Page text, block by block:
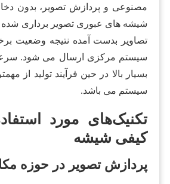
مصنوعی و پردازش تصویر، بدون
شیشه های عبوری تصویر برداری
تصاویر بدست آمده نتیجه وضعیت
سیستم مرکزی ارسال می شود.
بسیار بالا در حین فرآیند تولید از
سیستم می باشد.
تکنیک‌های مورد
کیفی شیشه
پردازش تصویر در حوزه